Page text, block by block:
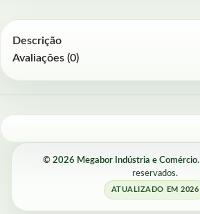
Descrição
Avaliações (0)
© 2026 Megabor Indústria e Comércio.
reservados.
ATUALIZADO EM 2026